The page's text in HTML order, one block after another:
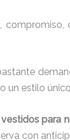
un estilo
para
con